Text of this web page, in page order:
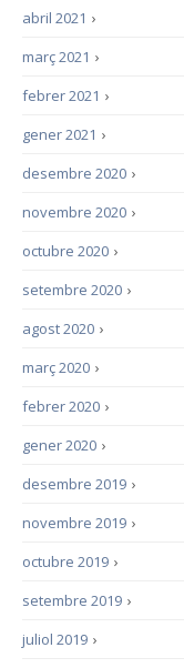
›
abril 2021
›
març 2021
›
febrer 2021
›
gener 2021
›
desembre 2020
›
novembre 2020
›
octubre 2020
›
setembre 2020
›
agost 2020
›
març 2020
›
febrer 2020
›
gener 2020
›
desembre 2019
›
novembre 2019
›
octubre 2019
›
setembre 2019
›
juliol 2019